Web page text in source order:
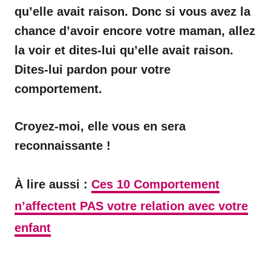
qu’elle avait raison. Donc si vous avez la
chance d’avoir encore votre maman, allez
la voir et dites-lui qu’elle avait raison.
Dites-lui pardon pour votre
comportement.
Croyez-moi, elle vous en sera
reconnaissante !
À lire aussi : Ces 10 Comportement
n’affectent PAS votre relation avec votre
enfant